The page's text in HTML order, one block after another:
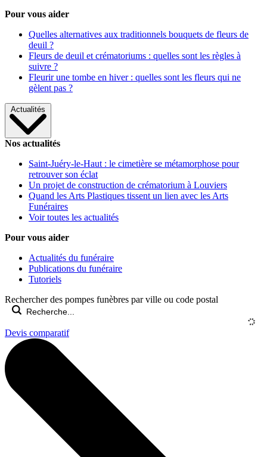
Pour vous aider
Quelles alternatives aux traditionnels bouquets de fleurs de
deuil ?
Fleurs de deuil et crématoriums : quelles sont les règles à
suivre ?
Fleurir une tombe en hiver : quelles sont les fleurs qui ne
gèlent pas ?
Actualités
Nos actualités
Saint-Juéry-le-Haut : le cimetière se métamorphose pour
retrouver son éclat
Un projet de construction de crématorium à Louviers
Quand les Arts Plastiques tissent un lien avec les Arts
Funéraires
Voir toutes les actualités
Pour vous aider
Actualités du funéraire
Publications du funéraire
Tutoriels
Rechercher des pompes funèbres par ville ou code postal
Devis comparatif